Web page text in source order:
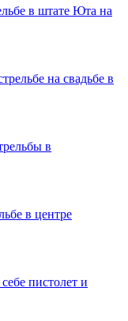
в штате Юта на
на свадьбе в
в
в центре
пистолет и